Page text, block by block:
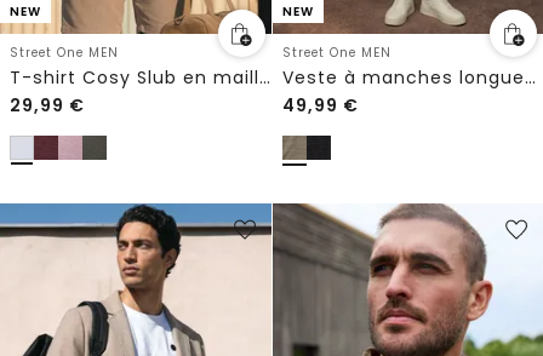
NEW
Street One MEN
T-shirt Cosy Slub en maille texturée
29,99 €
NEW
Street One MEN
Veste à manches longues et col montant
49,99 €